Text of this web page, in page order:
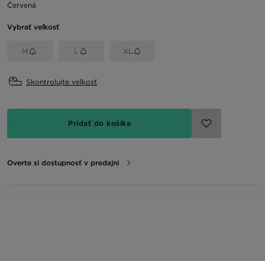
Červená
Vybrať veľkosť
M L XL
Skontrolujte veľkosť
Pridať do košíka
Overte si dostupnosť v predajni